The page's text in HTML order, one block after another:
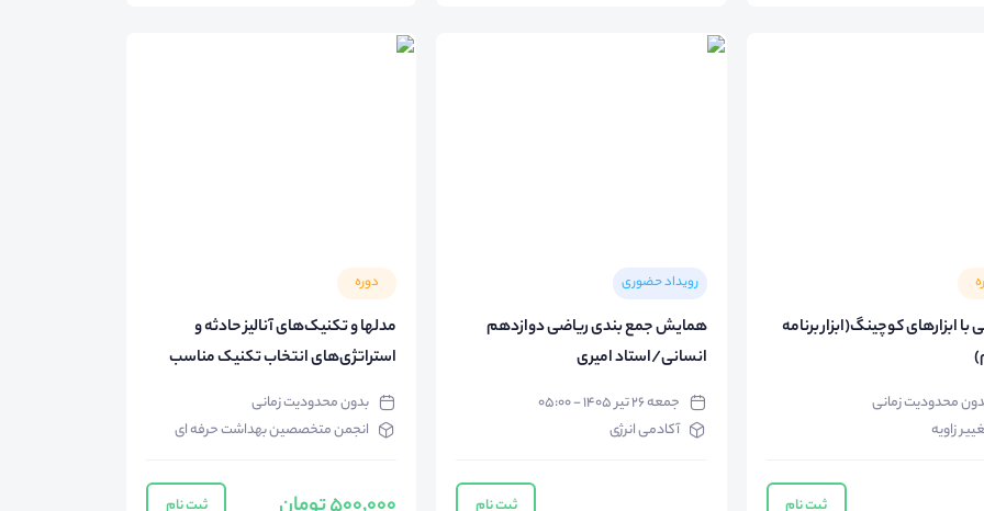
با ابزارهای کوچینگ(ابزار برنامه
محدودیت زمانی
زاویه
ثبت نام
رویداد حضوری
همایش جمع بندی ریاضی دوازدهم
انسانی/استاد امیری
جمعه ۲۶ تیر ۱۴۰۵ - ۰۵:۰۰
آکادمی انرژی
ثبت نام
دوره
مدلها و تکنیک‌های آنالیز حادثه و
استراتژی‌های انتخاب تکنیک مناسب
بدون محدودیت زمانی
انجمن متخصصین بهداشت حرفه ای
ثبت نام